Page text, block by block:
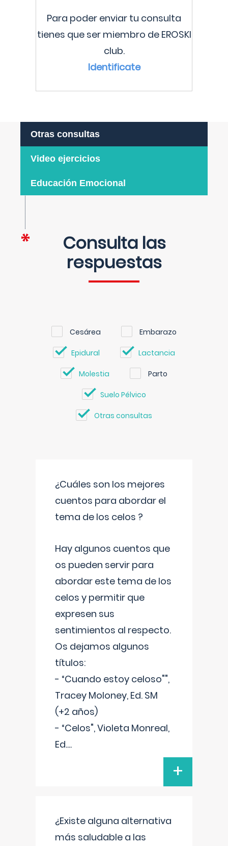
Para poder enviar tu consulta
tienes que ser miembro de EROSKI
club.
Identificate
Otras consultas
Video ejercicios
Educación Emocional
Consulta las
respuestas
Cesárea Embarazo
Epidural Lactancia
Molestia Parto
Suelo Pélvico
Otras consultas
¿Cuáles son los mejores
cuentos para abordar el
tema de los celos ?
Hay algunos cuentos que
os pueden servir para
abordar este tema de los
celos y permitir que
expresen sus
sentimientos al respecto.
Os dejamos algunos
títulos:
- “Cuando estoy celoso"",
Tracey Moloney, Ed. SM
(+2 años)
- “Celos", Violeta Monreal,
Ed....
+
¿Existe alguna alternativa
más saludable a las